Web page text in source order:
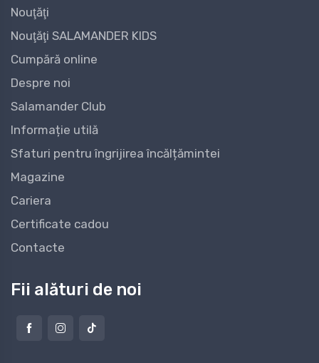
Nouţăţi
Nouţăţi SALAMANDER KIDS
Cumpără online
Despre noi
Salamander Club
Informație utilă
Sfaturi pentru îngrijirea încălțămintei
Magazine
Cariera
Certificate cadou
Contacte
Fii alături de noi